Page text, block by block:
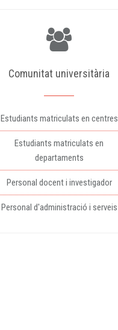
Comunitat universitària
Estudiants matriculats en centres
Estudiants matriculats en
departaments
Personal docent i investigador
Personal d'administració i serveis